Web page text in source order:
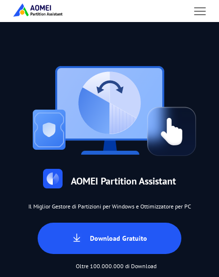
AOMEI Partition Assistant
Il Miglior Gestore di Partizioni per Windows e Ottimizzatore per PC
Download Gratuito
Oltre 100.000.000 di Download